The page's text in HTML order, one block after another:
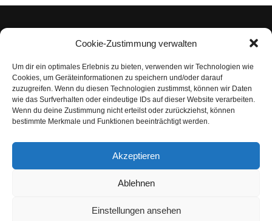
Cookie-Zustimmung verwalten
Um dir ein optimales Erlebnis zu bieten, verwenden wir Technologien wie
Cookies, um Geräteinformationen zu speichern und/oder darauf
zuzugreifen. Wenn du diesen Technologien zustimmst, können wir Daten
wie das Surfverhalten oder eindeutige IDs auf dieser Website verarbeiten.
Wenn du deine Zustimmung nicht erteilst oder zurückziehst, können
bestimmte Merkmale und Funktionen beeinträchtigt werden.
Akzeptieren
Ablehnen
Einstellungen ansehen
Impressum
Datenschutzerklärung
Nutzungsbedingungen | Haftungsausschluss
AGB